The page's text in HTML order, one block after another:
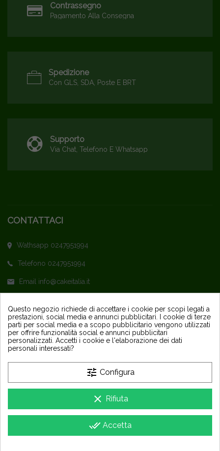
Contrassegno
Pagamento Alla Consegna
Spedizione
Con GLS, SDA, Poste E BRT
Supporto
Via Chat, Telefono E Whatsapp
CONTATTACI
Wathsapp 0247951994
Telefono 0247951994
Email info@cakeitalia.it
dalle ore 9,30 alle 14 e dalle 15 alle 18
LA NOSTRA AZIENDA
Questo negozio richiede di accettare i cookie per scopi legati a
prestazioni, social media e annunci pubblicitari. I cookie di terze
parti per social media e a scopo pubblicitario vengono utilizzati
per offrire funzionalità social e annunci pubblicitari
personalizzati. Accetti i cookie e l'elaborazione dei dati
personali interessati?
tune Configura
clear Rifiuta
done_all Accetta